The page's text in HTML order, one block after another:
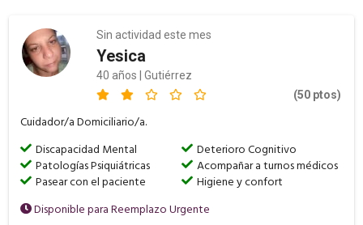
Sin actividad este mes
Yesica
40 años | Gutiérrez
(50 ptos)
Cuidador/a Domiciliario/a.
Discapacidad Mental
Deterioro Cognitivo
Patologías Psiquiátricas
Acompañar a turnos médicos
Pasear con el paciente
Higiene y confort
Disponible para Reemplazo Urgente